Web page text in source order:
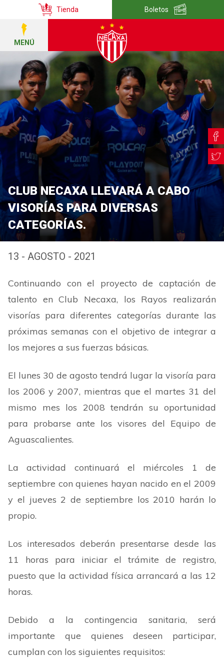
Tienda Boletos
MENÚ
CLUB NECAXA LLEVARÁ A CABO
VISORÍAS PARA DIVERSAS
CATEGORÍAS.
13 - AGOSTO - 2021
Continuando con el proyecto de captación de
talento en Club Necaxa, los Rayos realizarán
visorías para diferentes categorías durante las
próximas semanas con el objetivo de integrar a
los mejores a sus fuerzas básicas.
El lunes 30 de agosto tendrá lugar la visoría para
los 2006 y 2007, mientras que el martes 31 del
mismo mes los 2008 tendrán su oportunidad
para probarse ante los visores del Equipo de
Aguascalientes.
La actividad continuará el miércoles 1 de
septiembre con quienes hayan nacido en el 2009
y el jueves 2 de septiembre los 2010 harán lo
propio.
Los interesados deberán presentarse desde las
11 horas para iniciar el trámite de registro,
puesto que la actividad física arrancará a las 12
horas.
Debido a la contingencia sanitaria, será
importante que quienes deseen participar,
cumplan con los siguientes requisitos: